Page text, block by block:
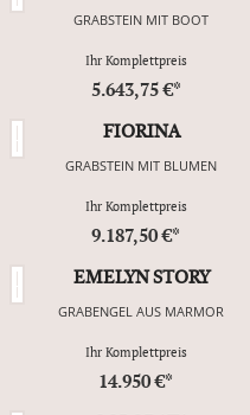
GRABSTEIN MIT BOOT
Ihr Komplettpreis
5.643,75 €*
FIORINA
GRABSTEIN MIT BLUMEN
Ihr Komplettpreis
9.187,50 €*
EMELYN STORY
GRABENGEL AUS MARMOR
Ihr Komplettpreis
14.950 €*